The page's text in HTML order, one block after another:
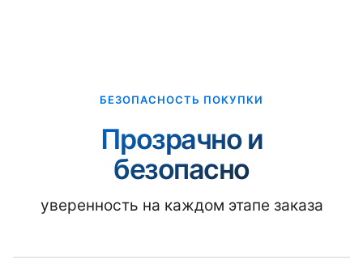
БЕЗОПАСНОСТЬ ПОКУПКИ
Прозрачно и
безопасно
уверенность на каждом этапе заказа